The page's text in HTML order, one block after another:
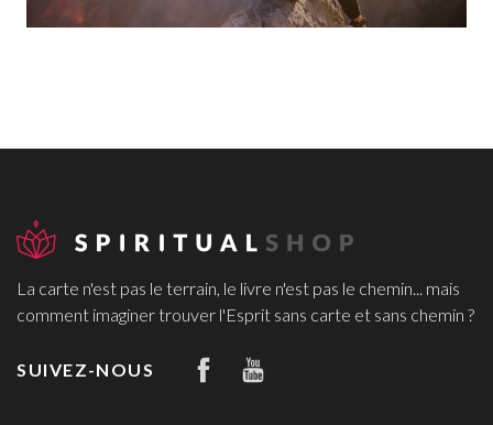
La carte n'est pas le terrain, le livre n'est pas le chemin... mais
comment imaginer trouver l'Esprit sans carte et sans chemin ?
SUIVEZ-NOUS